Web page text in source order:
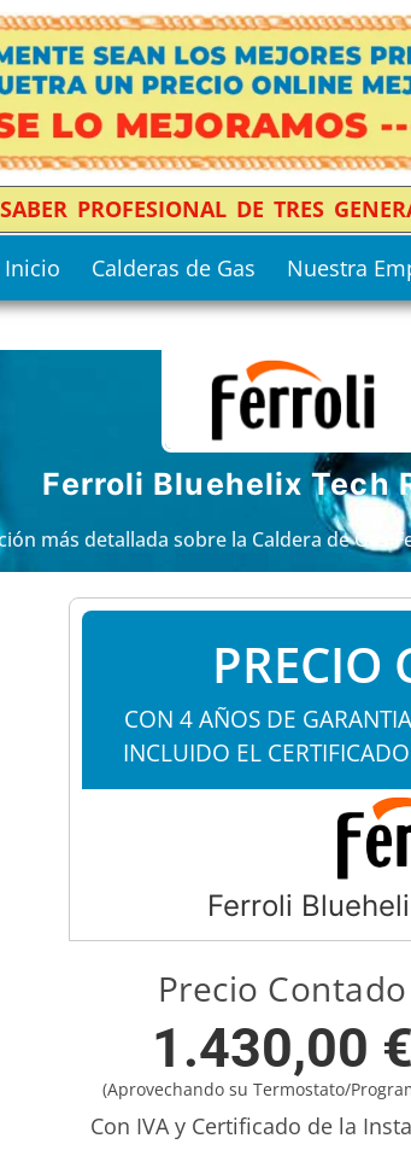
PROFESIONAL DE TRES
Inicio Calderas de Gas Nuestra
Ferroli Bluehelix Tech
más detallada sobre la Caldera de Gas
PRECIO
CON 4 AÑOS DE
INCLUIDO EL
Ferroli
Precio Contado
1.430,00 €
(Aprovechando su Termostato/
Con IVA y Certificado de la